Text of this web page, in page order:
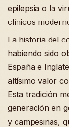
epilepsia o la
clínicos
La historia del
habiendo sido
España e
altísimo valor
Esta tradición
generación en
y campesinas,